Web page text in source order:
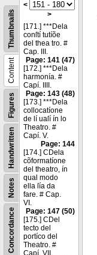
Concordance
Notes
Handwritten
Figures
Content
Thumbnails
<
>
[171.] ***Dela
conſtí tutíõe
del thea tro. #
Cap. III.
Page: 141 (47)
[172.] ***Dela
harmonía. #
Capí. IIII.
Page: 143 (48)
[173.] ***Dela
collocatíone
de lí uaſí ín lo
Theatro. #
Capí. V.
Page: 144
[174.] CDela
cõformatíone
del theatro, ín
qual modo
ella ſía da
fare. # Cap.
VI.
Page: 147 (50)
[175.] CDel
tecto del
portíco del
Theatro. #
Capí. VII.